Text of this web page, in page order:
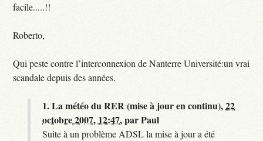
facile.....!!
Roberto,
Qui peste contre l’interconnexion de Nanterre Université:un vrai
scandale depuis des années.
1.La météo du RER (mise à jour en continu),22
octobre 2007, 12:47,parPaul
Suite à un problème ADSL la mise à jour a été